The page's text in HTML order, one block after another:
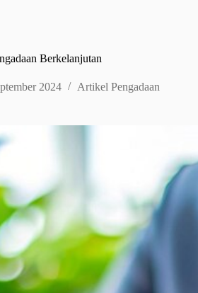
Berkelanjutan
2024 Artikel Pengadaan